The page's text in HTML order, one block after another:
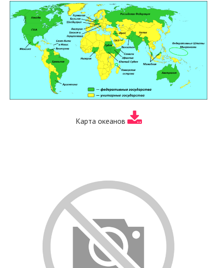
Карта океанов